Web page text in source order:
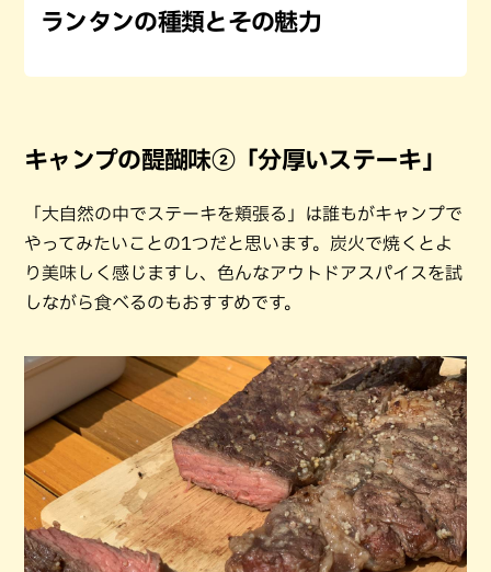
ランタンの種類とその魅力
キャンプの醍醐味②「分厚いステーキ」
「大自然の中でステーキを頬張る」は誰もがキャンプで
やってみたいことの1つだと思います。炭火で焼くとよ
り美味しく感じますし、色んなアウトドアスパイスを試
しながら食べるのもおすすめです。